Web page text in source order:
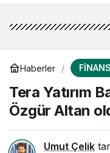
Haberler FİNANS
Tera Yatırım
Özgür Altan
Umut Çelik